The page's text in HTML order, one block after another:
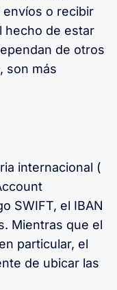
envíos o recibir
hecho de estar
de otros
son más
internacional (
SWIFT, el IBAN
Mientras que el
particular, el
de ubicar las